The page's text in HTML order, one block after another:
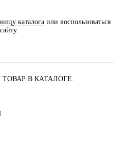
каталога или воспользоваться
В КАТАЛОГЕ.